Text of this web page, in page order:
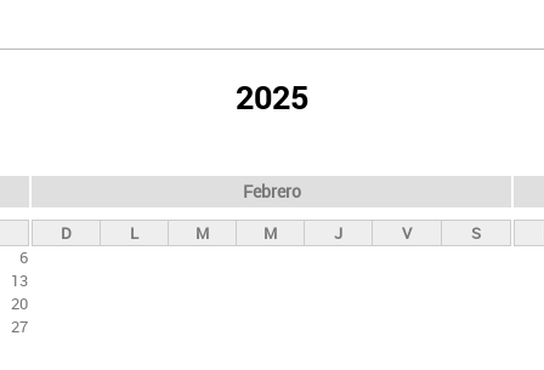
2025
6
13
20
27
Febrero
D L M M J V S